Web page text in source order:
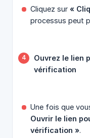
Cliquez sur «
processus peut
Ouvrez le lien
vérification
Une fois que
Ouvrir le lien
vérification ».